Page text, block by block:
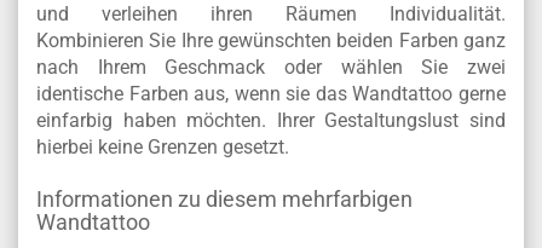
und verleihen ihren Räumen Individualität.
Kombinieren Sie Ihre gewünschten beiden Farben ganz
nach Ihrem Geschmack oder wählen Sie zwei
identische Farben aus, wenn sie das Wandtattoo gerne
einfarbig haben möchten. Ihrer Gestaltungslust sind
hierbei keine Grenzen gesetzt.
Informationen zu diesem mehrfarbigen
Wandtattoo